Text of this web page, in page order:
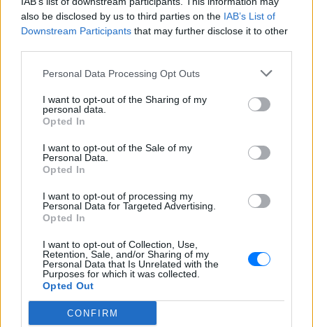
also be disclosed by us to third parties on the IAB’s List of
Downstream Participants that may further disclose it to other
Personal Data Processing Opt Outs
I want to opt-out of the Sharing of my
personal data.
Opted In
I want to opt-out of the Sale of my
Personal Data.
Opted In
I want to opt-out of processing my
Personal Data for Targeted Advertising.
Opted In
I want to opt-out of Collection, Use,
Retention, Sale, and/or Sharing of my
Personal Data that Is Unrelated with the
Purposes for which it was collected.
Opted Out
CONFIRM
έχασα όλα» ‑ Ο πόνος του
πατέρα
ΚΌΣΜΟΣ ΧΤΕΣ
Μητέρα 43 ετών και ο 21χρονος γιος της
φορτηγό στην επαρχιακή οδό Αμφίπολης
Καταδίωξη στο κέντρο της
τζάμι του οδηγού – «Μην κάνεις
μ@@@», του φώναζαν
Εξαιτίας των υψηλών ταχυτήτων το
λευκό όχημα έχασε τον έλεγχο και
καρφώθηκε πάνω σε κολονάκια.
ΚΌΣΜΟΣ